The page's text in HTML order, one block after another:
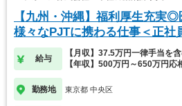
【九州・沖縄】福利厚生充実
様々なPJTに携わる仕事＜正社
給与
【月収】37.5万円一律手当を
【年収】500万円～650万円応
勤務地 東京都 中央区